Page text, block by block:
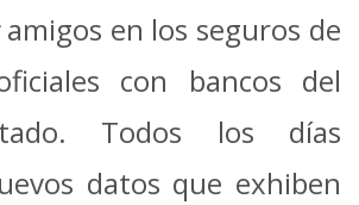
en los seguros de
con bancos del
Todos los días
datos que exhiben